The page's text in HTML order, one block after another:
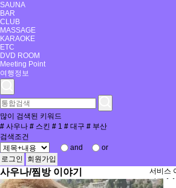
SAUNA
BAR
CLUB
MASSAGE
KARAOKE
ETC
DVD ROOM
Meeting Point
여행정보
많이 검색된 키워드
# 사우나 # 스킨 # 1 # 대구 # 부산
검색조건
and
or
로그인
회원가입
사우나/찜방 이야기 서비스
마켓